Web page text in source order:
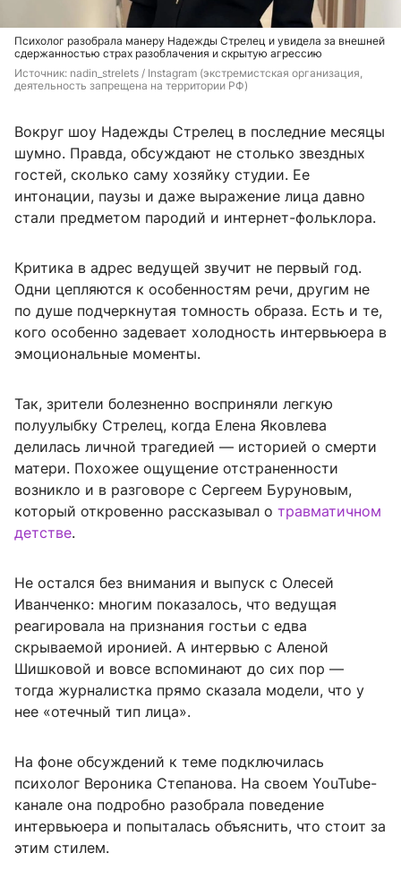
Психолог разобрала манеру Надежды Стрелец и увидела за внешней
сдержанностью страх разоблачения и скрытую агрессию
Источник: nadin_strelets / Instagram (экстремистская организация,
деятельность запрещена на территории РФ)
Вокруг шоу Надежды Стрелец в последние месяцы
шумно. Правда, обсуждают не столько звездных
гостей, сколько саму хозяйку студии. Ее
интонации, паузы и даже выражение лица давно
стали предметом пародий и интернет-фольклора.
Критика в адрес ведущей звучит не первый год.
Одни цепляются к особенностям речи, другим не
по душе подчеркнутая томность образа. Есть и те,
кого особенно задевает холодность интервьюера в
эмоциональные моменты.
Так, зрители болезненно восприняли легкую
полуулыбку Стрелец, когда Елена Яковлева
делилась личной трагедией — историей о смерти
матери. Похожее ощущение отстраненности
возникло и в разговоре с Сергеем Буруновым,
который откровенно рассказывал о травматичном
детстве.
Не остался без внимания и выпуск с Олесей
Иванченко: многим показалось, что ведущая
реагировала на признания гостьи с едва
скрываемой иронией. А интервью с Аленой
Шишковой и вовсе вспоминают до сих пор —
тогда журналистка прямо сказала модели, что у
нее «отечный тип лица».
На фоне обсуждений к теме подключилась
психолог Вероника Степанова. На своем YouTube-
канале она подробно разобрала поведение
интервьюера и попыталась объяснить, что стоит за
этим стилем.